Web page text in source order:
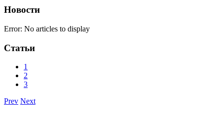
Новости
Error: No articles to display
Статьи
1
2
3
Prev Next